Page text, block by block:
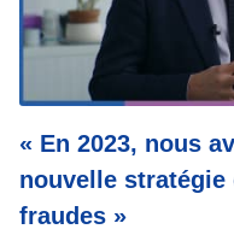
« En 2023, nous
nouvelle
fraudes »